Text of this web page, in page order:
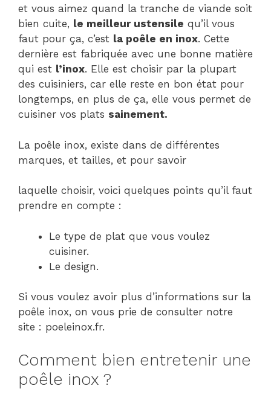
et vous aimez quand la tranche de viande soit
bien cuite, le meilleur ustensile qu’il vous
faut pour ça, c’est la poêle en inox. Cette
dernière est fabriquée avec une bonne matière
qui est l’inox. Elle est choisir par la plupart
des cuisiniers, car elle reste en bon état pour
longtemps, en plus de ça, elle vous permet de
cuisiner vos plats sainement.
La poêle inox, existe dans de différentes
marques, et tailles, et pour savoir
laquelle choisir, voici quelques points qu’il faut
prendre en compte :
Le type de plat que vous voulez
cuisiner.
Le design.
Si vous voulez avoir plus d’informations sur la
poêle inox, on vous prie de consulter notre
site : poeleinox.fr.
Comment bien entretenir une
poêle inox ?